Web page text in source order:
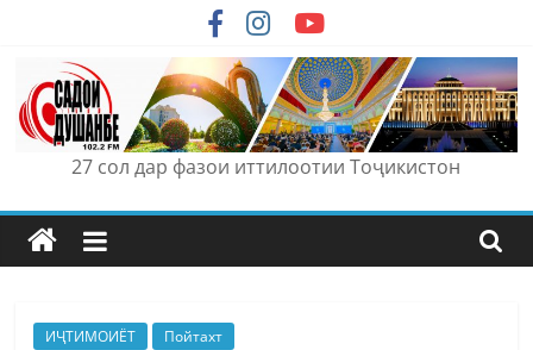
content
27 сол дар фазои иттилоотии Тоҷикистон
ИҶТИМОИЁТ Пойтахт